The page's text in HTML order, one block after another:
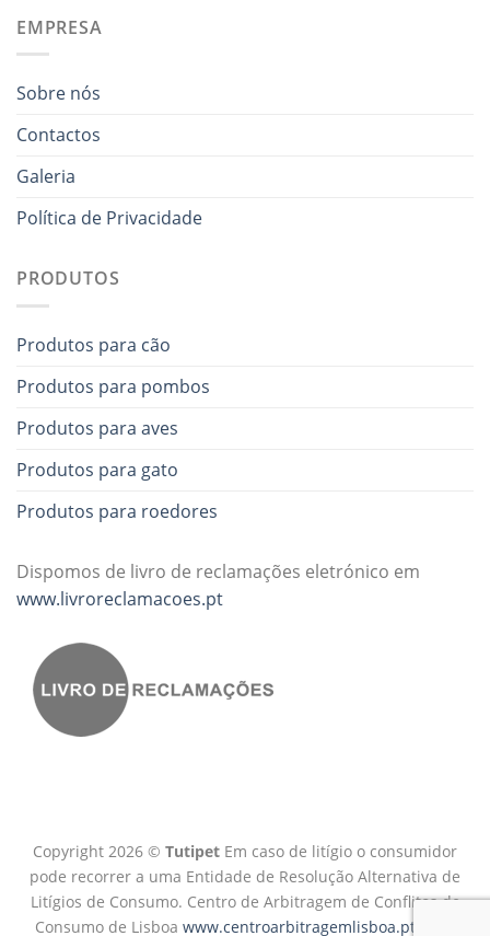
EMPRESA
Sobre nós
Contactos
Galeria
Política de Privacidade
PRODUTOS
Produtos para cão
Produtos para pombos
Produtos para aves
Produtos para gato
Produtos para roedores
Dispomos de livro de reclamações eletrónico em
www.livroreclamacoes.pt
Copyright 2026 © Tutipet Em caso de litígio o consumidor
pode recorrer a uma Entidade de Resolução Alternativa de
Litígios de Consumo. Centro de Arbitragem de Conflitos de
Consumo de Lisboa www.centroarbitragemlisboa.pt